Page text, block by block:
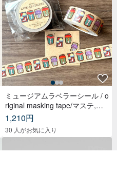
ミュージアムラベラーシール / o
riginal masking tape/マステ,美
纹纸胶带,文具,ステーショナリ
ー,紙もの,紙膠帶,贴纸
1,210円
30 人がお気に入り